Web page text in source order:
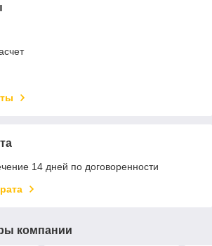
14 дней по договоренности
компании